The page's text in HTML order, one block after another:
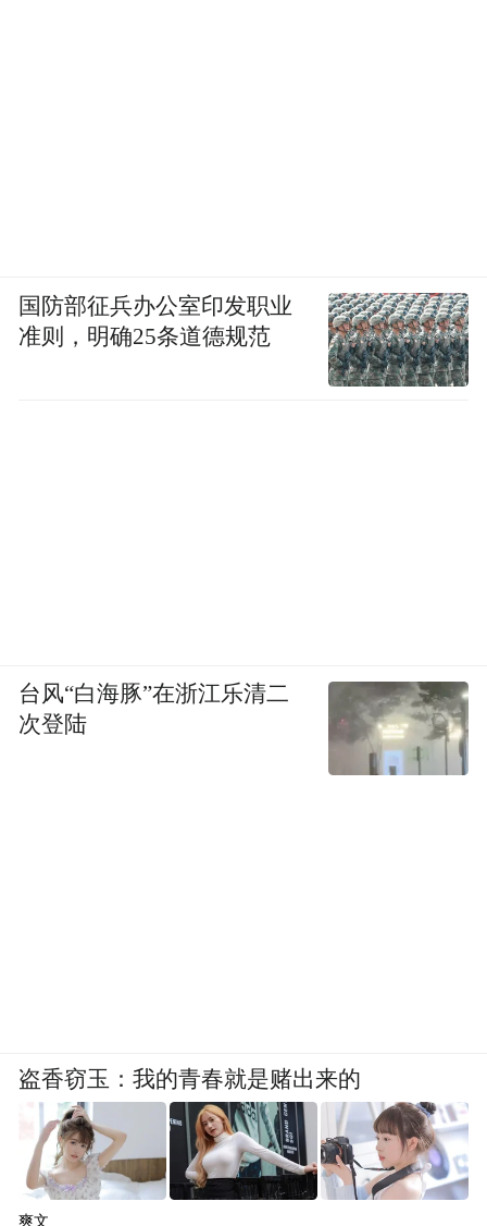
国防部征兵办公室印发职业
准则，明确25条道德规范
台风“白海豚”在浙江乐清二
次登陆
盗香窃玉：我的青春就是赌出来的
爽文